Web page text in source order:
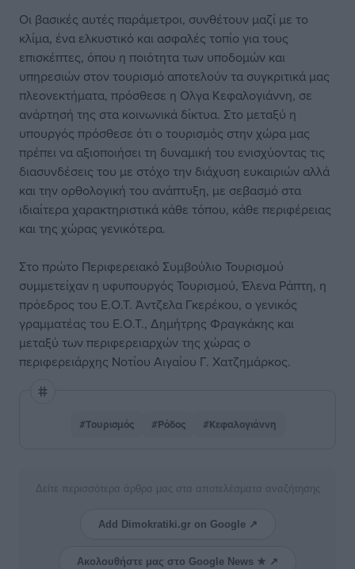
Οι βασικές αυτές παράμετροι, συνθέτουν μαζί με το
κλίμα, ένα ελκυστικό και ασφαλές τοπίο για τους
επισκέπτες, όπου η ποιότητα των υποδομών και
υπηρεσιών στον τουρισμό αποτελούν τα συγκριτικά μας
πλεονεκτήματα, πρόσθεσε η Ολγα Κεφαλογιάννη, σε
ανάρτησή της στα κοινωνικά δίκτυα. Στο μεταξύ η
υπουργός πρόσθεσε ότι ο τουρισμός στην χώρα μας
πρέπει να αξιοποιήσει τη δυναμική του ενισχύοντας τις
διασυνδέσεις του με στόχο την διάχυση ευκαιριών αλλά
και την ορθολογική του ανάπτυξη, με σεβασμό στα
ιδιαίτερα χαρακτηριστικά κάθε τόπου, κάθε περιφέρειας
και της χώρας γενικότερα.
Στο πρώτο Περιφερειακό Συμβούλιο Τουρισμού
συμμετείχαν η υφυπουργός Τουρισμού, Έλενα Ράπτη, η
πρόεδρος του Ε.Ο.Τ. Άντζελα Γκερέκου, ο γενικός
γραμματέας του Ε.Ο.Τ., Δημήτρης Φραγκάκης και
μεταξύ των περιφερειαρχών της χώρας ο
περιφερειάρχης Νοτίου Αιγαίου Γ. Χατζημάρκος.
#Τουρισμός #Ρόδος #Κεφαλογιάννη
Δείτε περισσότερα άρθρα μας στα αποτελέσματα αναζήτησης
Add Dimokratiki.gr on Google ↗
Ακολουθήστε μας στο Google News ★ ↗